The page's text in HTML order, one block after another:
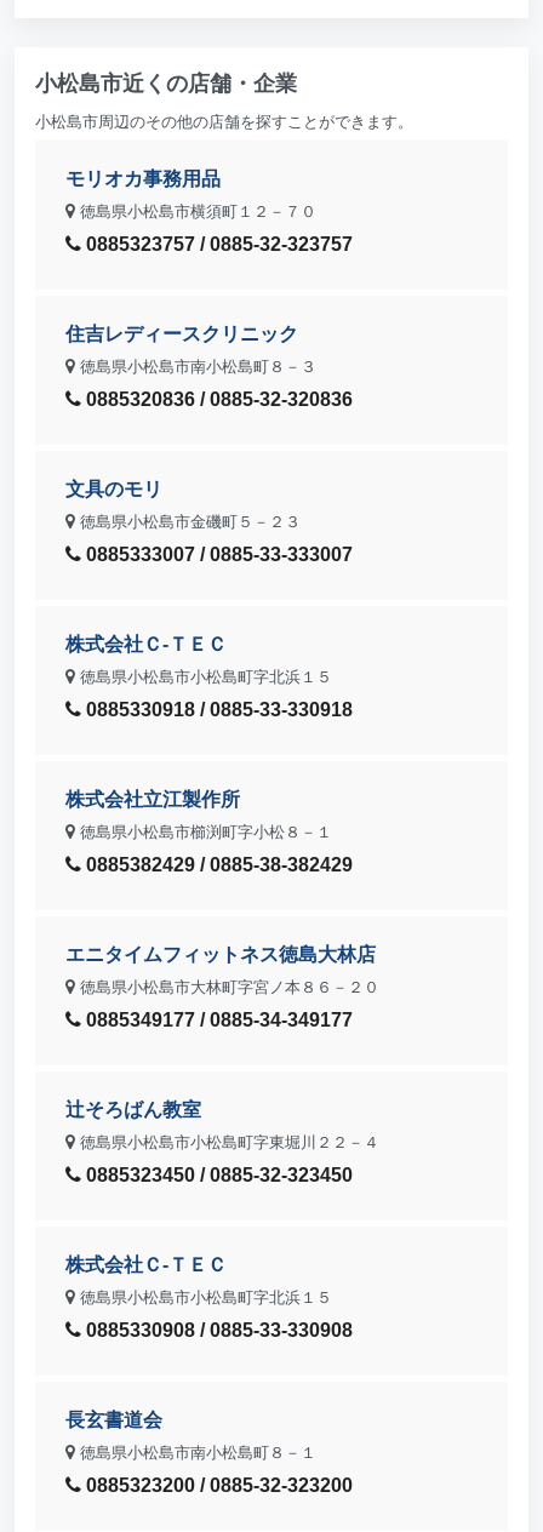
小松島市近くの店舗・企業
小松島市周辺のその他の店舗を探すことができます。
モリオカ事務用品
徳島県小松島市横須町１２－７０
0885323757 / 0885-32-323757
住吉レディースクリニック
徳島県小松島市南小松島町８－３
0885320836 / 0885-32-320836
文具のモリ
徳島県小松島市金磯町５－２３
0885333007 / 0885-33-333007
株式会社Ｃ‐ＴＥＣ
徳島県小松島市小松島町字北浜１５
0885330918 / 0885-33-330918
株式会社立江製作所
徳島県小松島市櫛渕町字小松８－１
0885382429 / 0885-38-382429
エニタイムフィットネス徳島大林店
徳島県小松島市大林町字宮ノ本８６－２０
0885349177 / 0885-34-349177
辻そろばん教室
徳島県小松島市小松島町字東堀川２２－４
0885323450 / 0885-32-323450
株式会社Ｃ‐ＴＥＣ
徳島県小松島市小松島町字北浜１５
0885330908 / 0885-33-330908
長玄書道会
徳島県小松島市南小松島町８－１
0885323200 / 0885-32-323200